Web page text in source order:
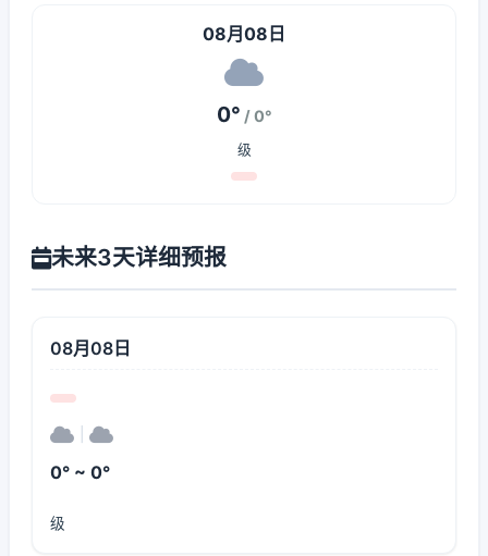
08月08日
0° / 0°
级
未来3天详细预报
08月08日
0° ~ 0°
级